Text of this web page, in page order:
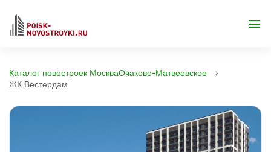
Каталог новостроек МоскваОчаково-Матвеевское
ЖК Вестердам